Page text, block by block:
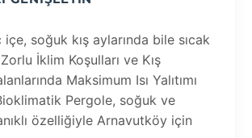
soğuk kış aylarında bile sıcak
İklim Koşulları ve Kış
Maksimum Isı Yalıtımı
Pergole, soğuk ve
özelliğiyle Arnavutköy için